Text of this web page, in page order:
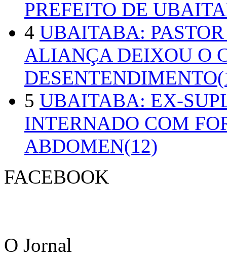
PREFEITO DE
4 UBAITABA:
ALIANÇA DEIXOU O
5 UBAITABA: EX-
INTERNADO COM
ABDOMEN(12)
FACEBOOK
O Jornal